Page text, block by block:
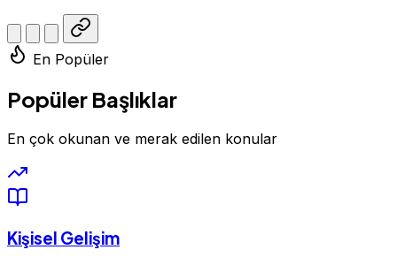
En Popüler
Popüler Başlıklar
En çok okunan ve merak edilen konular
Kişisel Gelişim